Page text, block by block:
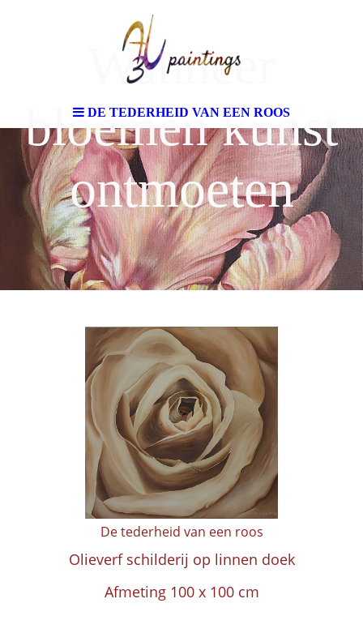
DE TEDERHEID VAN EEN ROOS
Wanneer
bloemen kunst
ontmoeten
De tederheid van een roos
Olieverf schilderij op linnen doek
Afmeting 100 x 100 cm